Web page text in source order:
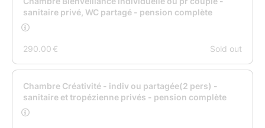
Merci d'indiquer si vous avez des intolérances
alimentaires ou si vous souhaitez un menu vegan
dans les options.
Nos CONDITIONS GENERALES DE VENTE sont :
Accompte minimum de 50% à la réservation et au